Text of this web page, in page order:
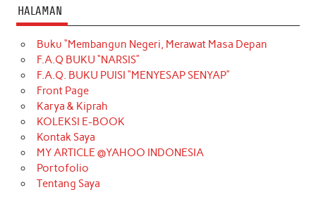
HALAMAN
Buku “Membangun Negeri, Merawat Masa Depan
F.A.Q BUKU “NARSIS”
F.A.Q. BUKU PUISI “MENYESAP SENYAP”
Front Page
Karya & Kiprah
KOLEKSI E-BOOK
Kontak Saya
MY ARTICLE @YAHOO INDONESIA
Portofolio
Tentang Saya